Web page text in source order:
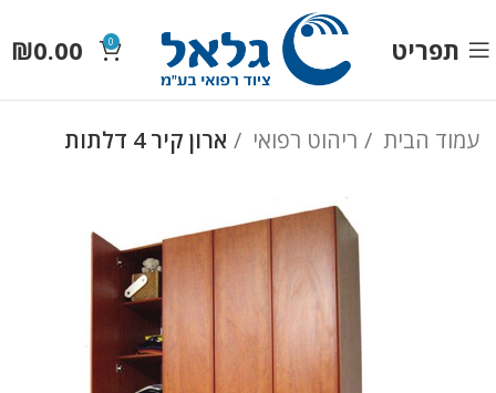
תפריט 0
₪0.00
עמוד הבית ריהוט רפואי ארון קיר 4 דלתות